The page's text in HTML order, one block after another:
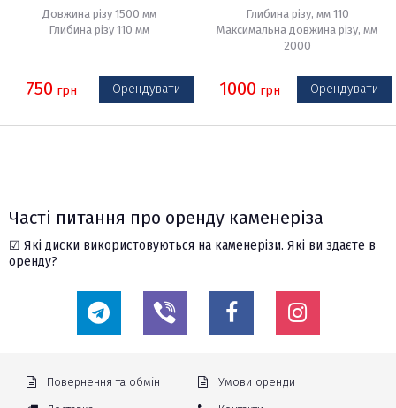
Довжина різу 1500 мм
Глибина різу 110 мм
750 грн Орендувати
Глибина різу, мм 110
Максимальна довжина різу, мм
2000
1000 грн Орендувати
Часті питання про оренду каменеріза
☑ Які диски використовуються на каменерізи. Які ви здаєте в
оренду?
Під оренду в Києві доступні каменерізи, розраховані на стандартні
відрізні алмазні диски діаметром 250 або 350 мм. При необхідності ви
можете докупити їх у нас в пункті видачі.
Повернення та обмін Умови оренди